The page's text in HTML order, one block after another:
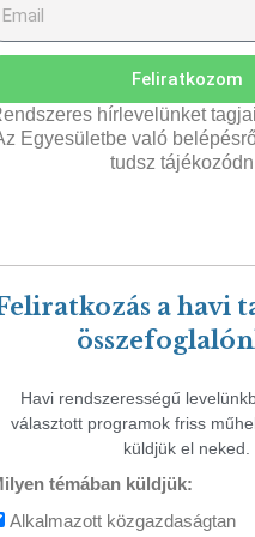
Feliratkozom
hírlevelünket
Egyesületbe való
tudsz
a havi
Havi rendszerességű
választott programok friss
küldjük el neked.
témában küldjük:
Alkalmazott közgazdaságtan